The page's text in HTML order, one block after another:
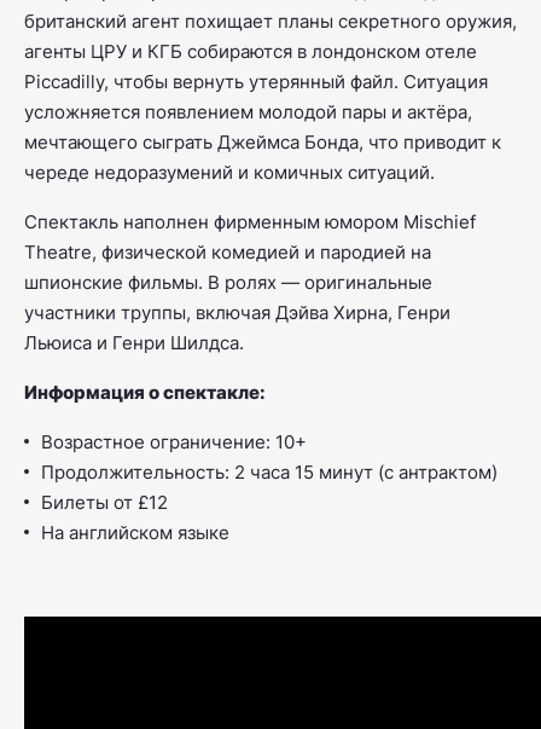
британский агент похищает планы секретного оружия,
агенты ЦРУ и КГБ собираются в лондонском отеле
Piccadilly, чтобы вернуть утерянный файл. Ситуация
усложняется появлением молодой пары и актёра,
мечтающего сыграть Джеймса Бонда, что приводит к
череде недоразумений и комичных ситуаций.
Спектакль наполнен фирменным юмором Mischief
Theatre, физической комедией и пародией на
шпионские фильмы. В ролях — оригинальные
участники труппы, включая Дэйва Хирна, Генри
Льюиса и Генри Шилдса.
Информация о спектакле:
Возрастное ограничение: 10+
Продолжительность: 2 часа 15 минут (с антрактом)
Билеты от £12
На английском языке